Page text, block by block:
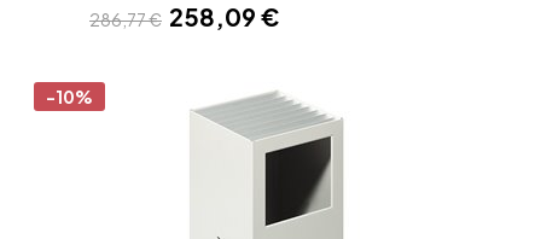
286,77 € 258,09 €
-10%